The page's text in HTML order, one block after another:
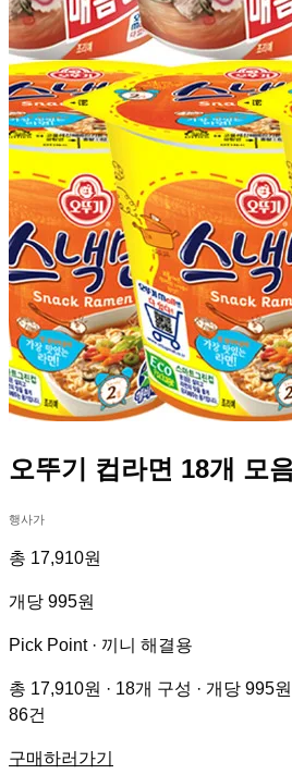
오뚜기 컵라면 18개 모
행사가
총 17,910원
개당 995원
Pick Point · 끼니 해결용
총 17,910원 · 18개 구성 · 개당 995
86건
구매하러가기